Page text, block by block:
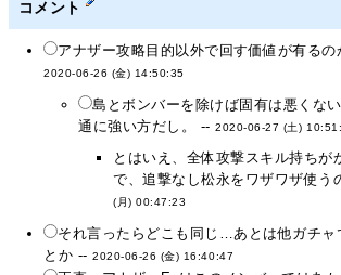
コメント
アナザー攻略目的以外で回す価値が有る
2020-06-26 (金) 14:50:35
島とボンバーを除けば固有は悪くな
通に強い方だし。 --2020-06-27 (土)
とはいえ、全体攻撃スキル持ちが
で、追撃なし松永をワザワザ使
(月) 00:47:23
それ言ったらどこも同じ…あとは他ガチャ
とか --2020-06-26 (金) 16:40:47